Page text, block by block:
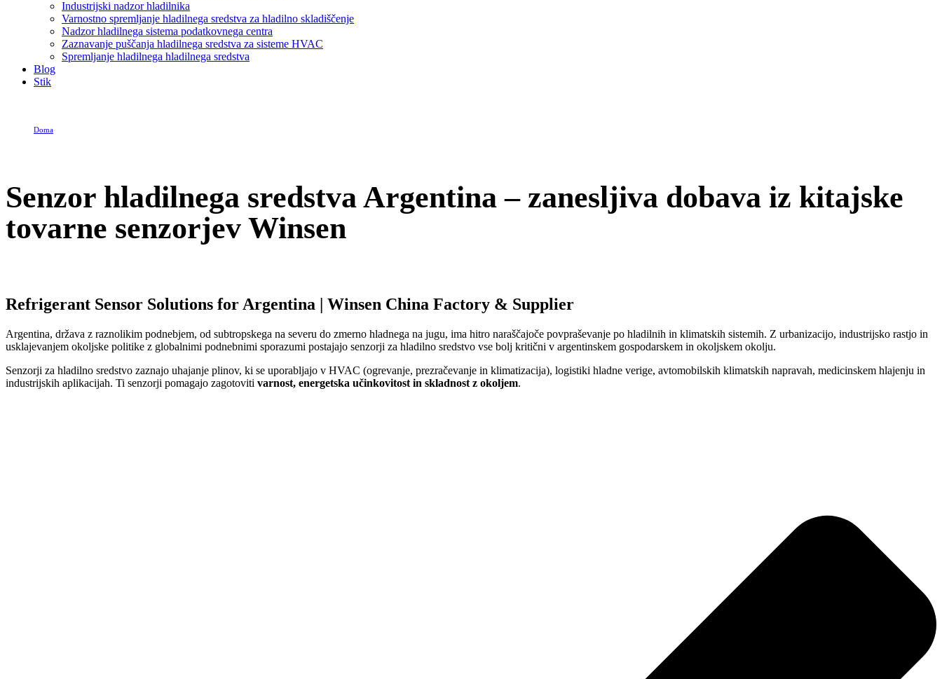
Industrijski nadzor hladilnika
Varnostno spremljanje hladilnega sredstva za hladilno skladiščenje
Nadzor hladilnega sistema podatkovnega centra
Zaznavanje puščanja hladilnega sredstva za sisteme HVAC
Spremljanje hladilnega hladilnega sredstva
Blog
Stik
Doma
Senzor hladilnega sredstva Argentina – zanesljiva dobava iz kitajske
tovarne senzorjev Winsen
Refrigerant Sensor Solutions for Argentina | Winsen China Factory & Supplier
Argentina, država z raznolikim podnebjem, od subtropskega na severu do zmerno hladnega na jugu, ima hitro naraščajoče povpraševanje po hladilnih in klimatskih sistemih. Z urbanizacijo, industrijsko rastjo in
usklajevanjem okoljske politike z globalnimi podnebnimi sporazumi postajajo senzorji za hladilno sredstvo vse bolj kritični v argentinskem gospodarskem in okoljskem okolju.
Senzorji za hladilno sredstvo zaznajo uhajanje plinov, ki se uporabljajo v HVAC (ogrevanje, prezračevanje in klimatizacija), logistiki hladne verige, avtomobilskih klimatskih napravah, medicinskem hlajenju in
industrijskih aplikacijah. Ti senzorji pomagajo zagotoviti varnost, energetska učinkovitost in skladnost z okoljem.